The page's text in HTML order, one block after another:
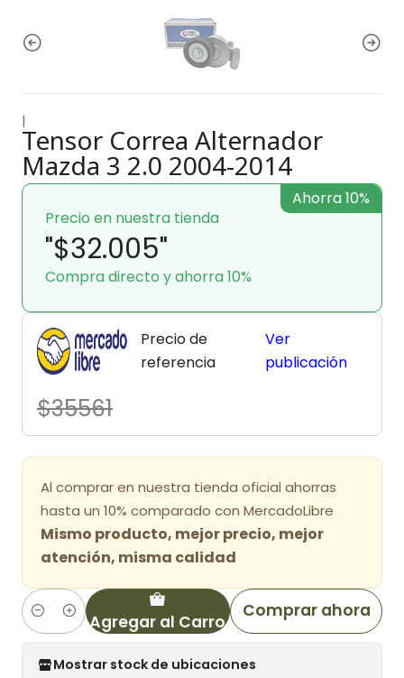
|
Tensor Correa Alternador
Mazda 3 2.0 2004-2014
Precio en nuestra tienda
"$32.005"
Compra directo y ahorra 10%
Ahorra 10%
Precio de
referencia
$35561
Ver
publicación
Al comprar en nuestra tienda oficial ahorras
hasta un 10% comparado con MercadoLibre
Mismo producto, mejor precio, mejor
atención, misma calidad
Cantidad Agregar al Carro
Comprar ahora
Mostrar stock de ubicaciones